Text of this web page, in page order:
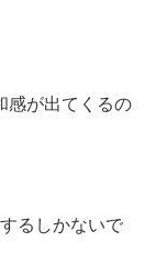
感が出てくるの
るしかないで